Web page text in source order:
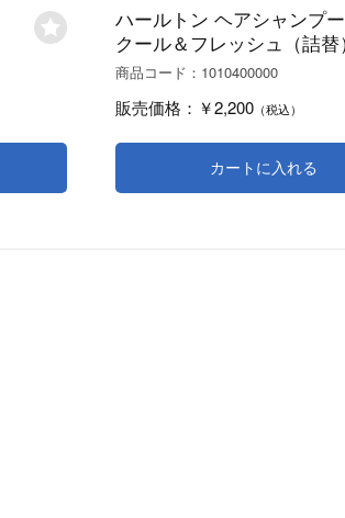
ハールトン ヘアシャンプー
クール＆フレッシュ（詰替
商品コード： 1010400000
販売価格： ￥2,200（税込）
カートに入れる